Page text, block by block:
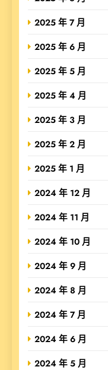
2025 年 7 月
2025 年 6 月
2025 年 5 月
2025 年 4 月
2025 年 3 月
2025 年 2 月
2025 年 1 月
2024 年 12 月
2024 年 11 月
2024 年 10 月
2024 年 9 月
2024 年 8 月
2024 年 7 月
2024 年 6 月
2024 年 5 月